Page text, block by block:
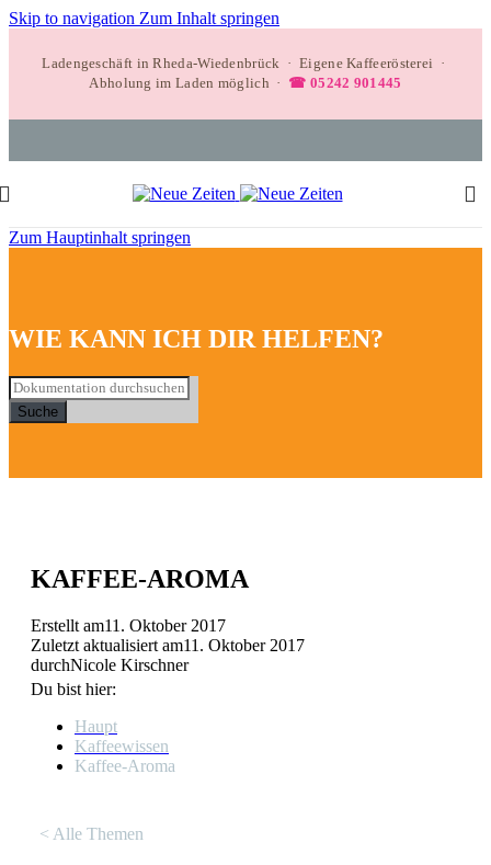
Skip to navigation Zum Inhalt springen
Ladengeschäft in Rheda-Wiedenbrück · Eigene Kaffeerösterei ·
Abholung im Laden möglich · ☎ 05242 901445
Zum Hauptinhalt springen
WIE KANN ICH DIR HELFEN?
Suche
KAFFEE-AROMA
Erstellt am11. Oktober 2017
Zuletzt aktualisiert am11. Oktober 2017
durchNicole Kirschner
Du bist hier:
Haupt
Kaffeewissen
Kaffee-Aroma
< Alle Themen